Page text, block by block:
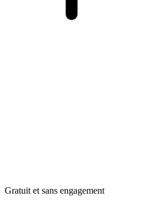
Gratuit et sans engagement